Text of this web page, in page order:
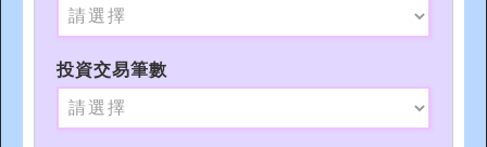
投資交易筆數